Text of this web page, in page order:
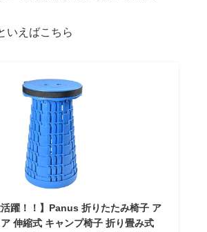
いえばこちら
活躍！！】Panus 折りたたみ椅子 ア
伸縮式 キャンプ椅子 折り畳み式